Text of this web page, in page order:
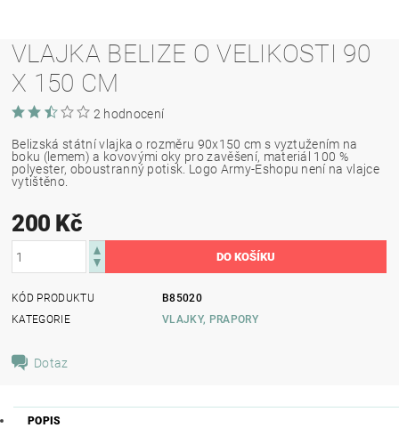
VLAJKA BELIZE O VELIKOSTI 90
X 150 CM
2 hodnocení
Belizská státní vlajka o rozměru 90x150 cm s vyztužením na
boku (lemem) a kovovými oky pro zavěšení, materiál 100 %
polyester, oboustranný potisk. Logo Army-Eshopu není na vlajce
vytištěno.
200 Kč
KÓD PRODUKTU
B85020
KATEGORIE
VLAJKY, PRAPORY
Dotaz
POPIS